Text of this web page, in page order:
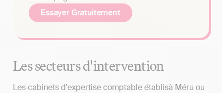
Essayer Gratuitement
Les secteurs d'intervention
Les cabinets d'expertise comptable établisà Méru ou